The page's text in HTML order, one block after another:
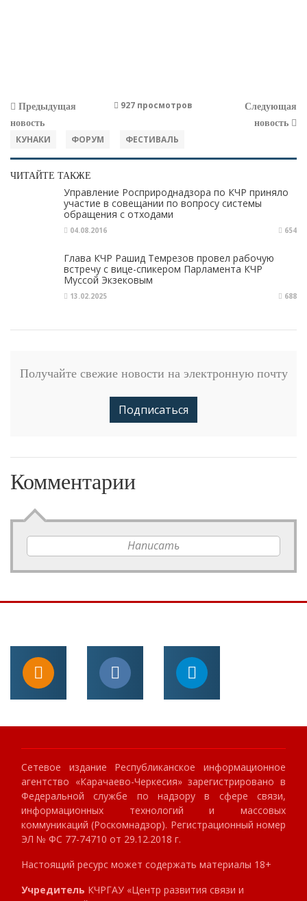
Предыдущая
новость
927 просмотров
Следующая
новость
КУНАКИ ФОРУМ ФЕСТИВАЛЬ
ЧИТАЙТЕ ТАКЖЕ
Управление Росприроднадзора по КЧР приняло
участие в совещании по вопросу системы
обращения с отходами
04.08.2016 654
Глава КЧР Рашид Темрезов провел рабочую
встречу с вице-спикером Парламента КЧР
Муссой Экзековым
13.02.2025 688
Получайте свежие новости на электронную почту
Подписаться
Комментарии
Написать
Сетевое издание Республиканское информационное
агентство «Карачаево-Черкесия» зарегистрировано в
Федеральной службе по надзору в сфере связи,
информационных технологий и массовых
коммуникаций (Роскомнадзор). Регистрационный номер
ЭЛ № ФС 77-74710 от 29.12.2018 г.
Настоящий ресурс может содержать материалы 18+
Учредитель КЧРГАУ «Центр развития связи и